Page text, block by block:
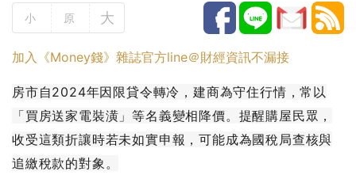
小 原 大
加入《Money錢》雜誌官方line＠財經資訊不漏接
房市自2024年因限貸令轉冷，建商為守住行情，常以
「買房送家電裝潢」等名義變相降價。提醒購屋民眾，
收受這類折讓時若未如實申報，可能成為國稅局查核與
追繳稅款的對象。